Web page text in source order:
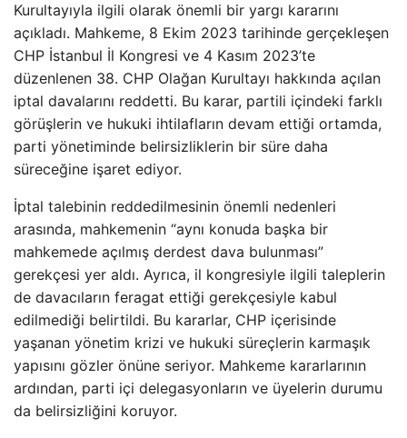
Kurultayıyla ilgili olarak önemli bir yargı kararını
açıkladı. Mahkeme, 8 Ekim 2023 tarihinde gerçekleşen
CHP İstanbul İl Kongresi ve 4 Kasım 2023’te
düzenlenen 38. CHP Olağan Kurultayı hakkında açılan
iptal davalarını reddetti. Bu karar, partili içindeki farklı
görüşlerin ve hukuki ihtilafların devam ettiği ortamda,
parti yönetiminde belirsizliklerin bir süre daha
süreceğine işaret ediyor.
İptal talebinin reddedilmesinin önemli nedenleri
arasında, mahkemenin “aynı konuda başka bir
mahkemede açılmış derdest dava bulunması”
gerekçesi yer aldı. Ayrıca, il kongresiyle ilgili taleplerin
de davacıların feragat ettiği gerekçesiyle kabul
edilmediği belirtildi. Bu kararlar, CHP içerisinde
yaşanan yönetim krizi ve hukuki süreçlerin karmaşık
yapısını gözler önüne seriyor. Mahkeme kararlarının
ardından, parti içi delegasyonların ve üyelerin durumu
da belirsizliğini koruyor.